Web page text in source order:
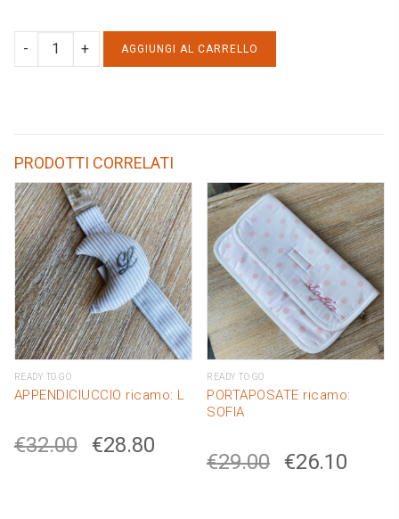
BAVAGLIO
LETTERA
AGGIUNGI AL CARRELLO
PRODOTTI CORRELATI
READY TO GO
APPENDICIUCCIO ricamo: L
€32.00 €28.80
READY TO GO
PORTAPOSATE ricamo:
SOFIA
€29.00 €26.10